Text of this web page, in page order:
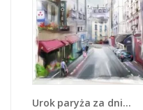
Urok paryża za dnia - GR342